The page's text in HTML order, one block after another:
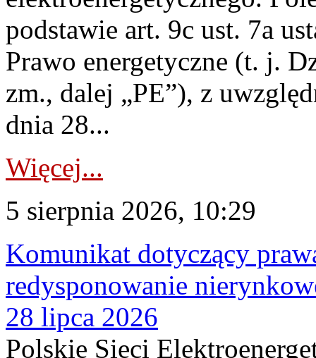
podstawie art. 9c ust. 7a
Prawo energetyczne (t. j.
zm., dalej „PE”), z
dnia 28...
Więcej...
5 sierpnia 2026, 10:29
Komunikat dotyczący
redysponowanie
28 lipca 2026
Polskie Sieci